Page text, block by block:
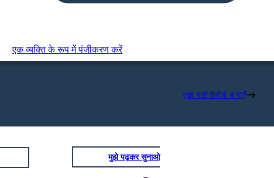
एक व्यक्ति के रूप में पंजीकरण करें
एक स्टोरीबोर्ड बनाएँ
मुझे पढ़कर सुनाओ